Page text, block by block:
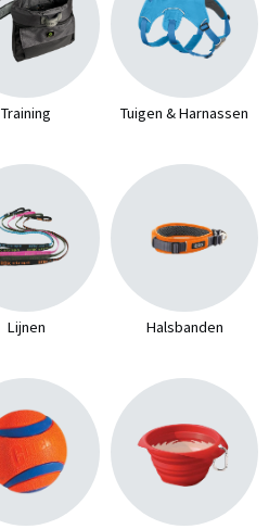
Training Tuigen & Harnassen
Lijnen Halsbanden